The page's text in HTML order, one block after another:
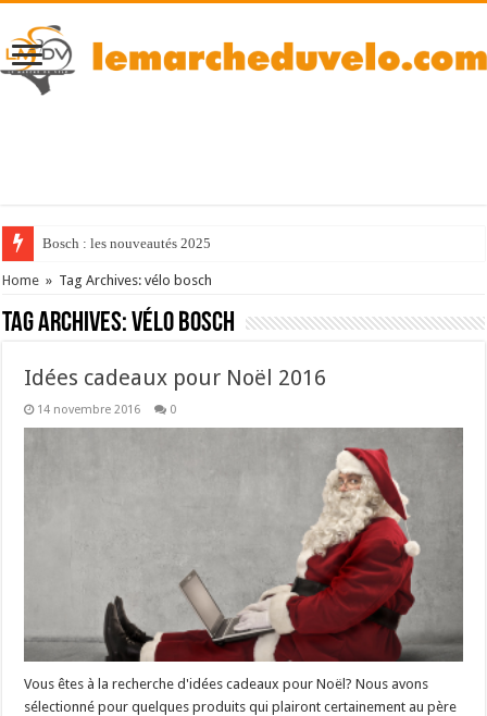
Bosch : les nouveautés 2025
Home » Tag Archives: vélo bosch
Tag Archives:vélo bosch
Idées cadeaux pour Noël 2016
14 novembre 2016 0
Vous êtes à la recherche d'idées cadeaux pour Noël? Nous avons
sélectionné pour quelques produits qui plairont certainement au père